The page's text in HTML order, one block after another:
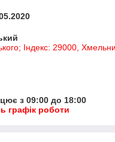
Індекс: 29000,
з 09:00 до 18:00
графік роботи